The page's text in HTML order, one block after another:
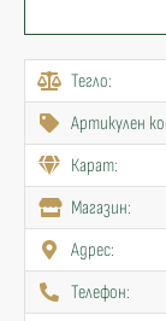
Тегло:
Артикулен
Карат:
Mагазин:
Адрес:
Телефон: